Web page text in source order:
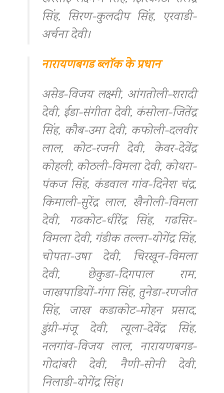
सिंह, सिरण-कुलदीप सिंह, एरवाडी-
अर्चना देवी।
नारायणबगड ब्लॉक के प्रधान
असेड-विजय लक्ष्मी, आंगतोली-शरादी
देवी, ईडा-संगीता देवी, कंसोला-जितेंद्र
सिंह, कौब-उमा देवी, कफोली-दलवीर
लाल, कोट-रजनी देवी, केवर-देवेंद्र
कोहली, कोठली-विमला देवी, कोथरा-
पंकज सिंह, कंडवाल गांव-दिनेश चंद्र,
किमाली-सुरेंद्र लाल, खैनोली-विमला
देवी, गढकोट-धीरेंद्र सिंह, गढसिर-
विमला देवी, गंडीक तल्ला-योगेंद्र सिंह,
चोपता-उषा देवी, चिरखून-विमला
देवी, छेकुडा-दिगपाल राम,
जाखपाडियों-गंगा सिंह, तुनेडा-रणजीत
सिंह, जाख कडाकोट-मोहन प्रसाद,
डुंग्री-मंजू देवी, त्यूला-देवेंद्र सिंह,
नलगांव-विजय लाल, नारायणबगड-
गोदांबरी देवी, नैणी-सोनी देवी,
निलाडी-योगेंद्र सिंह।